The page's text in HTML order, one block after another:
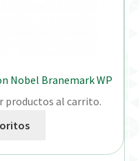
Nobel Branemark WP
productos al carrito.